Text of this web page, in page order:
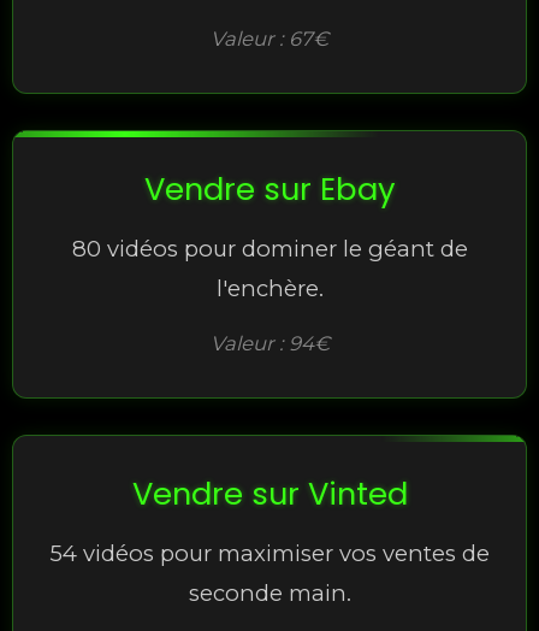
Valeur : 67€
Vendre sur Ebay
80 vidéos pour dominer le géant de
l'enchère.
Valeur : 94€
Vendre sur Vinted
54 vidéos pour maximiser vos ventes de
seconde main.